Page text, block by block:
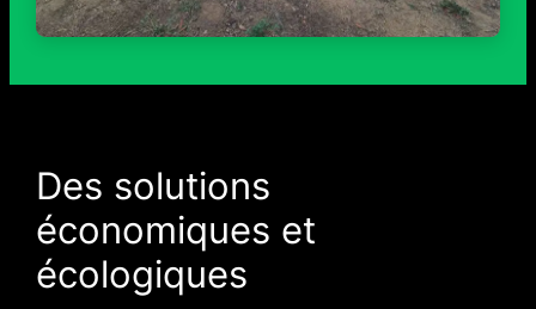
Des solutions
économiques et
écologiques